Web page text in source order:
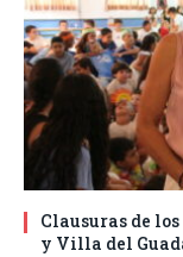
Clausuras de
y Villa del